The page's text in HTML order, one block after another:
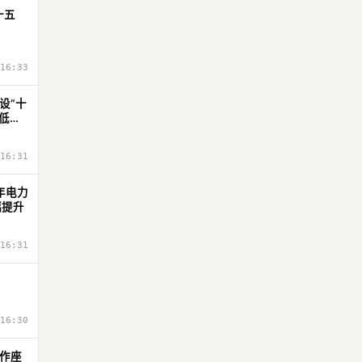
五
“十
碳
发
色
和
电力
升
座